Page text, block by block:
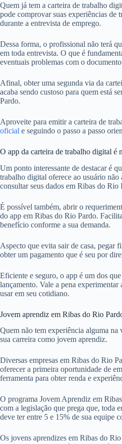
Quem já tem a carteira de trabalho
pode comprovar suas experiências de
durante a entrevista de emprego.
Dessa forma, o profissional não terá
em toda entrevista. O que é
eventuais problemas com o
Afinal, obter uma segunda via da
acaba sendo custoso para quem está
Pardo.
Aproveite para emitir a carteira de
oficial e seguindo o passo a passo
O app da carteira de trabalho digital é
Um ponto interessante de destacar é
trabalho digital oferece ao usuário não
consultar seus dados em Ribas do Rio
É possível também, abrir o
do app em Ribas do Rio Pardo.
benefício conforme a sua demanda.
Aspecto que evita sair de casa, pegar
obter um pagamento que é seu por
Eficiente e seguro, o app é um dos
lançamento. Vale a pena
usar em seu cotidiano.
Jovem aprendiz em Ribas do Rio
Quem não tem experiência alguma
sua carreira como jovem aprendiz.
Diversas empresas em Ribas do Rio
oferecer a primeira oportunidade de
ferramenta para obter renda e
O programa Jovem Aprendiz em
com a legislação que prega que, toda
deve ter entre 5 e 15% de sua equipe
Os jovens aprendizes em Ribas do